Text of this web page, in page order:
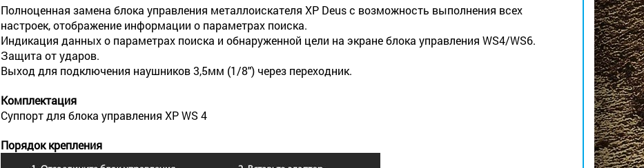
Полноценная замена блока управления металлоискателя XP Deus с возможность выполнения всех
настроек, отображение информации о параметрах поиска.
Индикация данных о параметрах поиска и обнаруженной цели на экране блока управления WS4/WS6.
Защита от ударов.
Выход для подключения наушников 3,5мм (1/8") через переходник.
Комплектация
Суппорт для блока управления XP WS 4
Порядок крепления